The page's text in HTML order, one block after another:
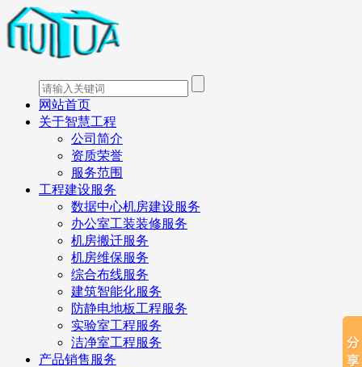
网站首页
关于智慧工程
公司简介
资质荣誉
服务范围
工程建设服务
数据中心机房建设服务
办公室工装装修服务
机房搬迁服务
机房维保服务
综合布线服务
建筑智能化服务
防静电地板工程服务
实验室工程服务
洁净室工程服务
产品销售服务